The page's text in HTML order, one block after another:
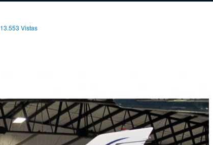
13.553 Vistas